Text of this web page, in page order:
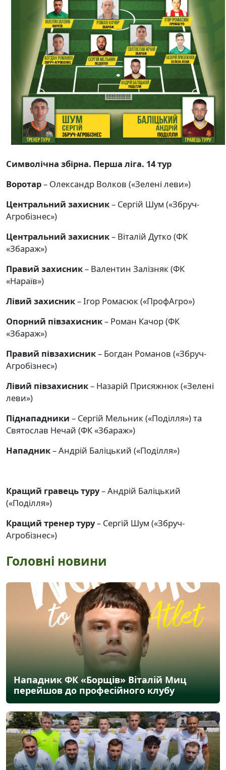
Символічна збірна. Перша ліга. 14 тур
Воротар– Олександр Волков («Зелені леви»)
Центральний захисник– Сергій Шум («Збруч-
Агробізнес»)
Центральний захисник– Віталій Дутко (ФК
«Збараж»)
Правий захисник– Валентин Залізняк (ФК
«Нараїв»)
Лівий захисник– Ігор Ромасюк («ПрофАгро»)
Опорний півзахисник– Роман Качор (ФК
«Збараж»)
Правий півзахисник– Богдан Романов («Збруч-
Агробізнес»)
Лівий півзахисник– Назарій Присяжнюк («Зелені
леви»)
Піднападники – Сергій Мельник («Поділля») та
Святослав Нечай (ФК «Збараж»)
Нападник– Андрій Баліцький («Поділля»)
Кращий гравець туру– Андрій Баліцький
(«Поділля»)
Кращий тренер туру– Сергій Шум («Збруч-
Агробізнес»)
Головні новини
Нападник ФК «Борщів» Віталій Миц
перейшов до професійного клубу